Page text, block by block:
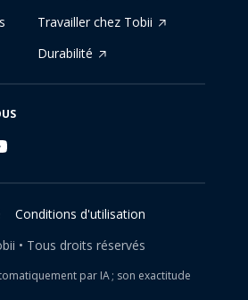
Travailler chez Tobii
Durabilité
Conditions d'utilisation
• Tous droits réservés
par IA ; son exactitude